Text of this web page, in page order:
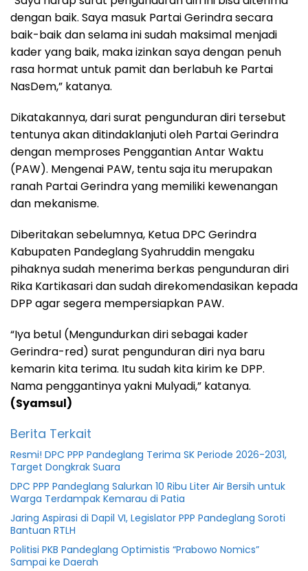
dengan baik. Saya masuk Partai Gerindra secara
baik-baik dan selama ini sudah maksimal menjadi
kader yang baik, maka izinkan saya dengan penuh
rasa hormat untuk pamit dan berlabuh ke Partai
NasDem,” katanya.
Dikatakannya, dari surat pengunduran diri tersebut
tentunya akan ditindaklanjuti oleh Partai Gerindra
dengan memproses Penggantian Antar Waktu
(PAW). Mengenai PAW, tentu saja itu merupakan
ranah Partai Gerindra yang memiliki kewenangan
dan mekanisme.
Diberitakan sebelumnya, Ketua DPC Gerindra
Kabupaten Pandeglang Syahruddin mengaku
pihaknya sudah menerima berkas pengunduran diri
Rika Kartikasari dan sudah direkomendasikan kepada
DPP agar segera mempersiapkan PAW.
“Iya betul (Mengundurkan diri sebagai kader
Gerindra-red) surat pengunduran diri nya baru
kemarin kita terima. Itu sudah kita kirim ke DPP.
Nama penggantinya yakni Mulyadi,” katanya.
(Syamsul)
Berita Terkait
Resmi! DPC PPP Pandeglang Terima SK Periode 2026-2031,
Target Dongkrak Suara
DPC PPP Pandeglang Salurkan 10 Ribu Liter Air Bersih untuk
Warga Terdampak Kemarau di Patia
Jaring Aspirasi di Dapil VI, Legislator PPP Pandeglang Soroti
Bantuan RTLH
Politisi PKB Pandeglang Optimistis “Prabowo Nomics”
Sampai ke Daerah